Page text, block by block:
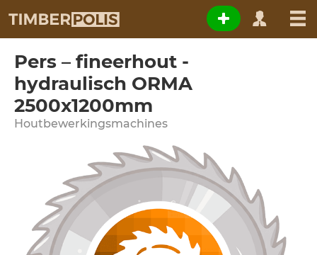
Pers – fineerhout -
hydraulisch ORMA
2500x1200mm
Houtbewerkingsmachines